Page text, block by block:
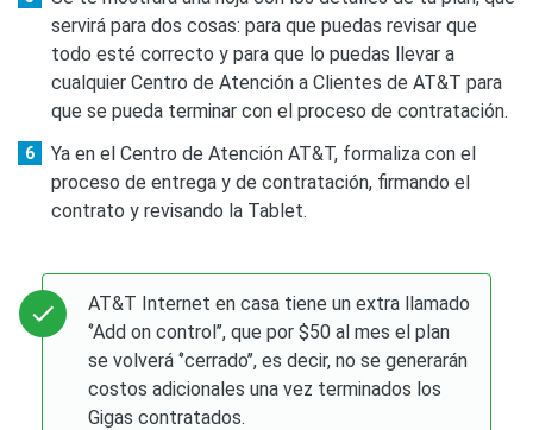
servirá para dos cosas: para que puedas revisar que
todo esté correcto y para que lo puedas llevar a
cualquier Centro de Atención a Clientes de AT&T para
que se pueda terminar con el proceso de contratación.
Ya en el Centro de Atención AT&T, formaliza con el
proceso de entrega y de contratación, firmando el
contrato y revisando la Tablet.
AT&T Internet en casa tiene un extra llamado
‘’Add on control’’, que por $50 al mes el plan
se volverá ‘’cerrado’’, es decir, no se generarán
costos adicionales una vez terminados los
Gigas contratados.